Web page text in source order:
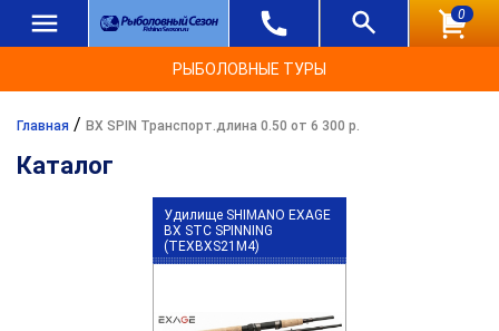
0
РЫБОЛОВНЫЕ ТУРЫ
Главная / BX SPIN Транспорт.длина 0.50 от 6 300 р.
Каталог
Удилище SHIMANO EXAGE
BX STC SPINNING
(TEXBXS21M4)